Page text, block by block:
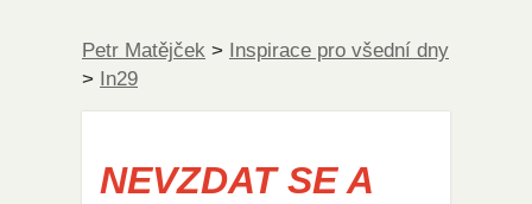
Petr Matějček > Inspirace pro všední dny
> In29
NEVZDAT SE A